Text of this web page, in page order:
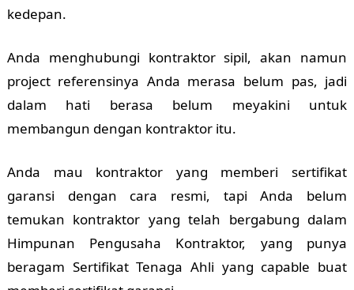
kedepan.
Anda menghubungi kontraktor sipil, akan namun
project referensinya Anda merasa belum pas, jadi
dalam hati berasa belum meyakini untuk
membangun dengan kontraktor itu.
Anda mau kontraktor yang memberi sertifikat
garansi dengan cara resmi, tapi Anda belum
temukan kontraktor yang telah bergabung dalam
Himpunan Pengusaha Kontraktor, yang punya
beragam Sertifikat Tenaga Ahli yang capable buat